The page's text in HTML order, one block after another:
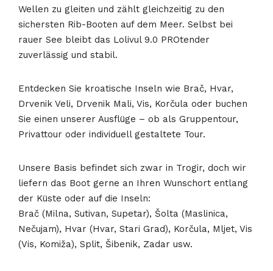
Wellen zu gleiten und zählt gleichzeitig zu den
sichersten Rib-Booten auf dem Meer. Selbst bei
rauer See bleibt das Lolivul 9.0 PROtender
zuverlässig und stabil.
Entdecken Sie kroatische Inseln wie Brač, Hvar,
Drvenik Veli, Drvenik Mali, Vis, Korčula oder buchen
Sie einen unserer Ausflüge – ob als Gruppentour,
Privattour oder individuell gestaltete Tour.
Unsere Basis befindet sich zwar in Trogir, doch wir
liefern das Boot gerne an Ihren Wunschort entlang
der Küste oder auf die Inseln:
Brač (Milna, Sutivan, Supetar), Šolta (Maslinica,
Nečujam), Hvar (Hvar, Stari Grad), Korčula, Mljet, Vis
(Vis, Komiža), Split, Šibenik, Zadar usw.